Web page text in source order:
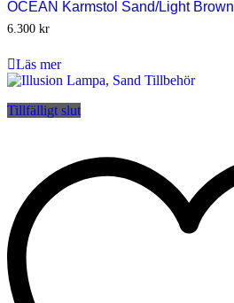
OCEAN Karmstol Sand/Light Brown
6.300 kr
Läs mer
Tillfälligt slut